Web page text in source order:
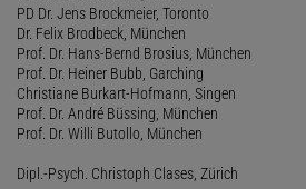
PD Dr. Jens Brockmeier, Toronto
Dr. Felix Brodbeck, München
Prof. Dr. Hans-Bernd Brosius, München
Prof. Dr. Heiner Bubb, Garching
Christiane Burkart-Hofmann, Singen
Prof. Dr. André Büssing, München
Prof. Dr. Willi Butollo, München
Dipl.-Psych. Christoph Clases, Zürich